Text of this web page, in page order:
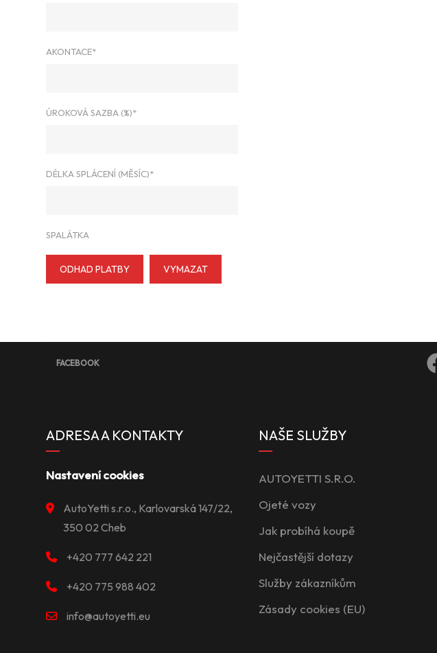
AKONTACE*
ÚROKOVÁ SAZBA (%)*
DÉLKA SPLÁCENÍ (MĚSÍC)*
SPALÁTKA
ODHAD PLATBY VYMAZAT
FACEBOOK
ADRESA A KONTAKTY
Nastavení cookies
AutoYetti s.r.o., Karlovarská 147/22,
350 02 Cheb
+420 777 642 221
+420 775 988 402
info@autoyetti.eu
NAŠE SLUŽBY
AUTOYETTI S.R.O.
Ojeté vozy
Jak probíhá koupě
Nejčastější dotazy
Služby zákazníkům
Zásady cookies (EU)